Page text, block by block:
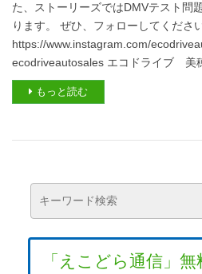
た、ストーリーズではDMVテスト問
ります。 ぜひ、フォローしてくだ
https://www.instagram.com/
ecodriveautosales エコドライブ 美
もっと読む
「えこどら通信」無